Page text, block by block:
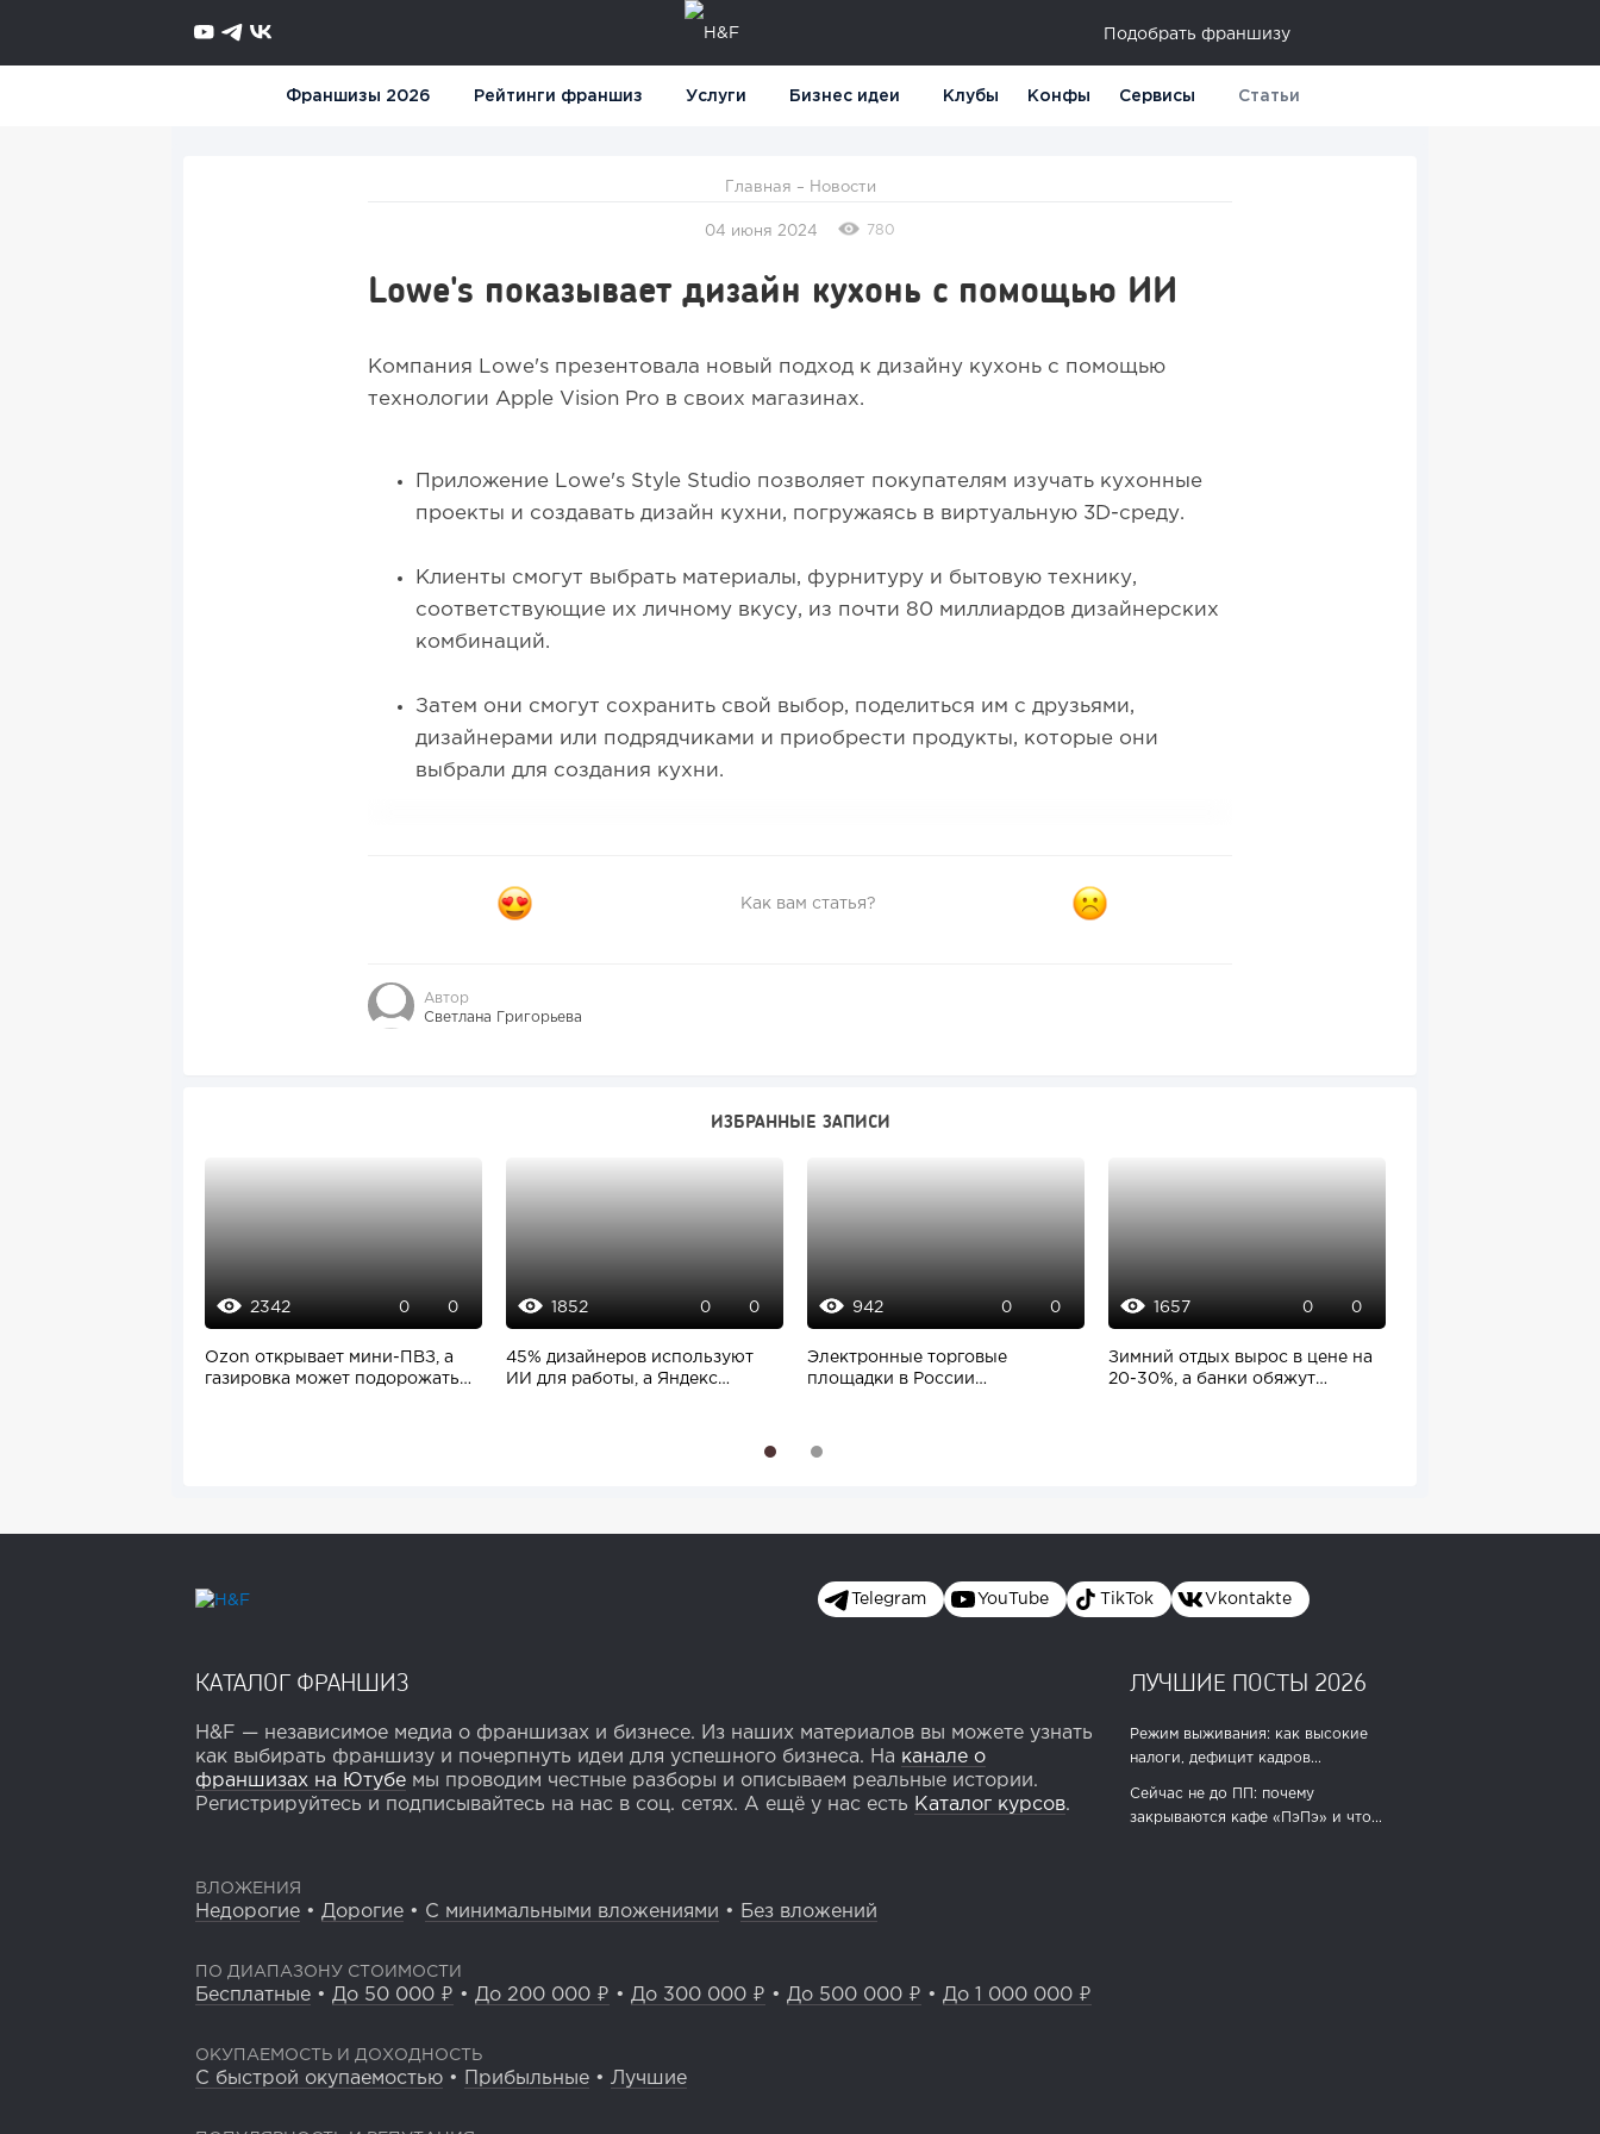
Подобрать франшизу
Франшизы 2026 Рейтинги франшиз Услуги Бизнес идеи Клубы Конфы Сервисы Статьи
Главная – Новости
04 июня 2024 780
Lowe's показывает дизайн кухонь с помощью ИИ
Компания Lowe's презентовала новый подход к дизайну кухонь с помощью
технологии Apple Vision Pro в своих магазинах.
Приложение Lowe's Style Studio позволяет покупателям изучать кухонные
проекты и создавать дизайн кухни, погружаясь в виртуальную 3D-среду.
Клиенты смогут выбрать материалы, фурнитуру и бытовую технику,
соответствующие их личному вкусу, из почти 80 миллиардов дизайнерских
комбинаций.
Затем они смогут сохранить свой выбор, поделиться им с друзьями,
дизайнерами или подрядчиками и приобрести продукты, которые они
выбрали для создания кухни.
Как вам статья?
Автор
Светлана Григорьева
ИЗБРАННЫЕ ЗАПИСИ
2342 0 0
Ozon открывает мини-ПВЗ, а
газировка может подорожать
1852 0 0
45% дизайнеров используют
ИИ для работы, а Яндекс
942 0 0
Электронные торговые
площадки в России
1657 0 0
Зимний отдых вырос в цене на
20-30%, а банки обяжут
2
Telegram YouTube TikTok Vkontakte
КАТАЛОГ ФРАНШИЗ
H&F — независимое медиа о франшизах и бизнесе. Из наших материалов вы можете узнать
как выбирать франшизу и почерпнуть идеи для успешного бизнеса. На канале о
франшизах на Ютубе мы проводим честные разборы и описываем реальные истории.
Регистрируйтесь и подписывайтесь на нас в соц. сетях. А ещё у нас есть Каталог курсов.
ЛУЧШИЕ ПОСТЫ 2026
Режим выживания: как высокие
налоги, дефицит кадров...
Сейчас не до ПП: почему
закрываются кафе «ПэПэ» и что...
ВЛОЖЕНИЯ
Недорогие • Дорогие • С минимальными вложениями • Без вложений
ПО ДИАПАЗОНУ СТОИМОСТИ
Бесплатные • До 50 000 ₽ • До 200 000 ₽ • До 300 000 ₽ • До 500 000 ₽ • До 1 000 000 ₽
ОКУПАЕМОСТЬ И ДОХОДНОСТЬ
С быстрой окупаемостью • Прибыльные • Лучшие